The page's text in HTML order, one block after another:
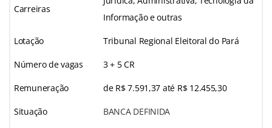
Carreiras
Informação e outras
Lotação Tribunal Regional Eleitoral do Pará
Número de vagas 3 + 5 CR
Remuneração de R$ 7.591,37 até R$ 12.455,30
Situação BANCA DEFINIDA